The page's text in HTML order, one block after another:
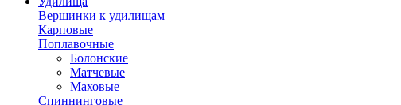
Вершинки к удилищам
Карповые
Поплавочные
Болонские
Матчевые
Маховые
Спиннинговые